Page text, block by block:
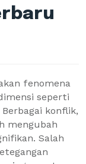
fenomena
seperti
konflik,
mengubah
Salah